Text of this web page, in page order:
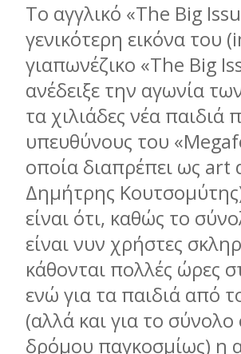
Το αγγλικό «The Big
γενικότερη εικόνα
γιαπωνέζικο «The Big
ανέδειξε την αγωνία
τα χιλιάδες νέα
υπευθύνους του
οποία διαπρέπει ως art
Δημήτρης
είναι ότι, καθώς το
είναι νυν χρήστες
κάθονται πολλές ώρες
ενώ για τα παιδιά από
(αλλά και για το
δρόμου παγκοσμίως) η